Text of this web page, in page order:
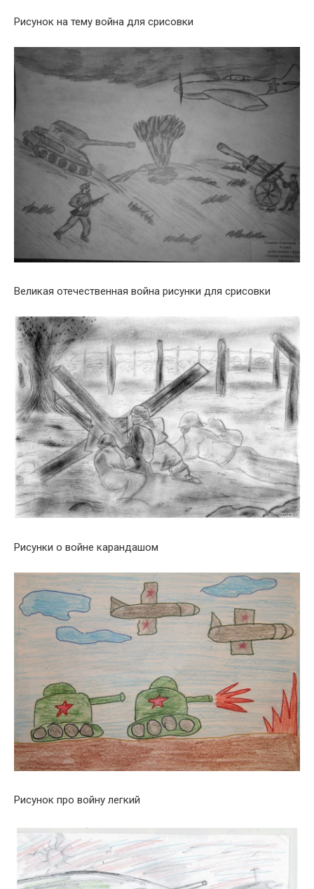
Рисунок на тему война для срисовки
Великая отечественная война рисунки для срисовки
Рисунки о войне карандашом
Рисунок про войну легкий